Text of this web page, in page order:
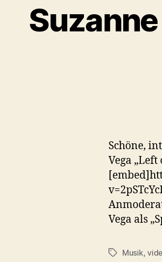
Schöne,
Vega
Vega als
Schlagwörter
Musik,